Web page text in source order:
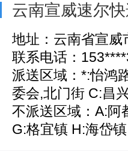
云南宣威速尔快
地址：云南省宣威
联系电话：
派送区域：*:怡鸿
委会,北门街 C:昌
不派送区域：A:阿
G:格宜镇 H:海岱